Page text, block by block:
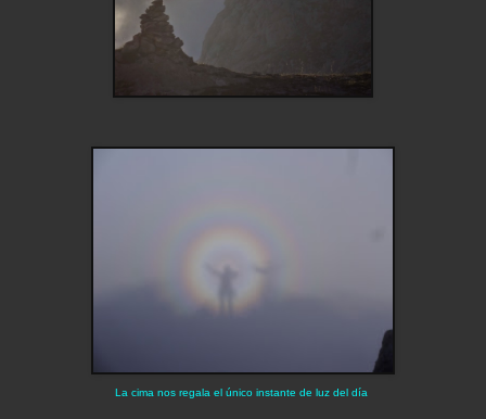
La cima nos regala el único instante de luz del día